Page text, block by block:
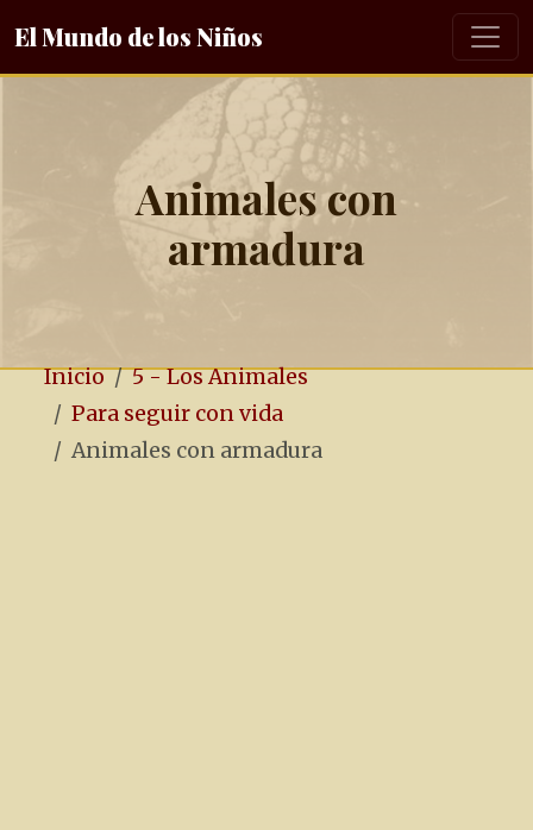
El Mundo de los Niños
Animales con
armadura
Inicio
5 - Los Animales
Para seguir con vida
Animales con armadura